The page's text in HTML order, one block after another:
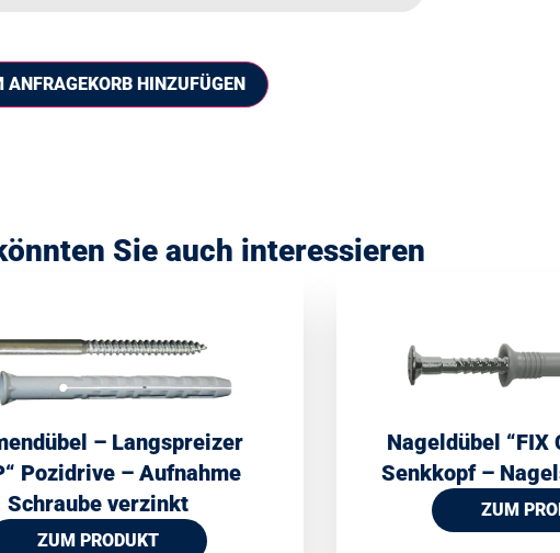
ANFRAGEKORB HINZUFÜGEN
Sie auch interessieren
– Langspreizer
Pozidrive – Aufnahme
Schraube verzinkt
ZUM PRODUKT
Nageldübel “FIX
Senkkopf –
ZUM